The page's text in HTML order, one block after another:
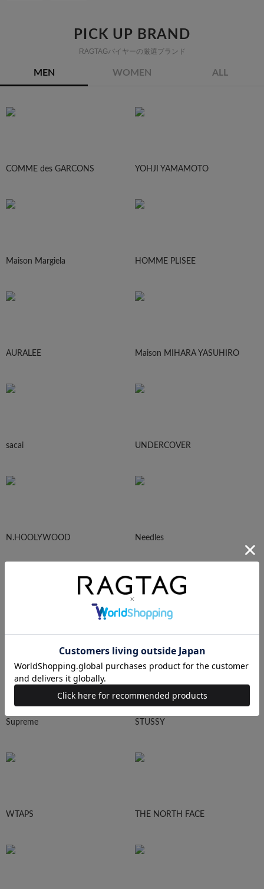
PICK UP BRAND
RAGTAGバイヤーの厳選ブランド
MEN WOMEN ALL
COMME des GARCONS YOHJI YAMAMOTO
Maison Margiela HOMME PLISEE
AURALEE Maison MIHARA YASUHIRO
sacai UNDERCOVER
N.HOOLYWOOD Needles
Supreme STUSSY
WTAPS THE NORTH FACE